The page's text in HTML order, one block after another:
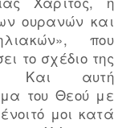
ουρανών και
που
το σχέδιο της
Και αυτή
του Θεού με
μοι κατά